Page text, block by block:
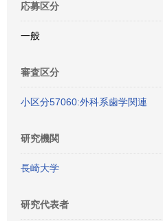
応募区分
一般
審査区分
小区分57060:外科系歯学関連
研究機関
長崎大学
研究代表者